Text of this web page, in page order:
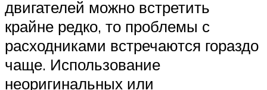
двигателей можно встретить
крайне редко, то проблемы с
расходниками встречаются гораздо
чаще. Использование
неоригинальных или